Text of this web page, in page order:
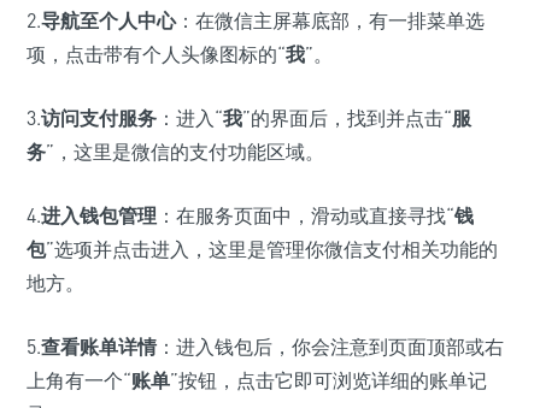
2.导航至个人中心：在微信主屏幕底部，有一排菜单选
项，点击带有个人头像图标的“我”。
3.访问支付服务 ：进入“我”的界面后，找到并点击“服
务”，这里是微信的支付功能区域。
4.进入钱包管理 ：在服务页面中，滑动或直接寻找“钱
包”选项并点击进入，这里是管理你微信支付相关功能的
地方。
5.查看账单详情：进入钱包后，你会注意到页面顶部或右
上角有一个“账单”按钮，点击它即可浏览详细的账单记